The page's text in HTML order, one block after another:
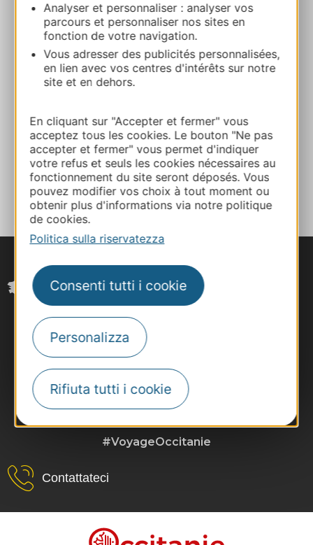
Analyser et personnaliser : analyser vos
parcours et personnaliser nos sites en
fonction de votre navigation.
Vous adresser des publicités personnalisées,
en lien avec vos centres d'intérêts sur notre
site et en dehors.
En cliquant sur "Accepter et fermer" vous
acceptez tous les cookies. Le bouton "Ne pas
accepter et fermer" vous permet d'indiquer
votre refus et seuls les cookies nécessaires au
fonctionnement du site seront déposés. Vous
pouvez modifier vos choix à tout moment ou
obtenir plus d'informations via notre politique
de cookies.
Politica sulla riservatezza
Consenti tutti i cookie
Personalizza
Rifiuta tutti i cookie
82000 MONTAUBAN
Calcola il tuo percorso
05 63 63 05 77
Sito web
AGGIUNGI
AL TACCUINO
#VoyageOccitanie
Contattateci